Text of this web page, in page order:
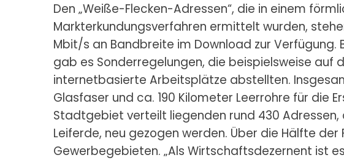
Den „Weiße-Flecken-Adressen“, die in einem
Markterkundungsverfahren ermittelt wurden,
Mbit/s an Bandbreite im Download zur Verfügung.
gab es Sonderregelungen, die beispielsweise auf
internetbasierte Arbeitsplätze abstellten.
Glasfaser und ca. 190 Kilometer Leerrohre für die
Stadtgebiet verteilt liegenden rund 430
Leiferde, neu gezogen werden. Über die Hälfte
Gewerbegebieten. „Als Wirtschaftsdezernent ist